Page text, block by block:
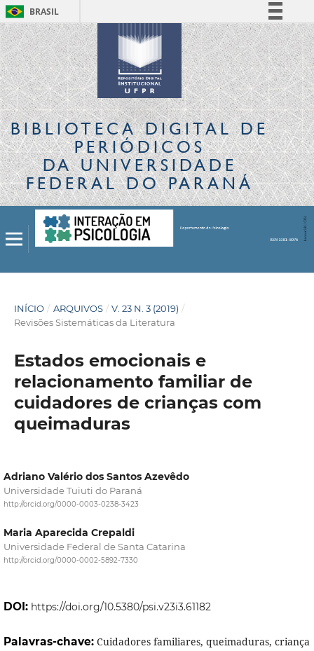
BRASIL
Simplifique!
Comunica BR
Participe
Acesso à informação
Legislação
Canais
BIBLIOTECA DIGITALDE
PERIÓDICOS
DA UNIVERSIDADE
FEDERAL DO PARANÁ
INÍCIO / ARQUIVOS / V. 23 N. 3 (2019) /
Revisões Sistemáticas da Literatura
Estados emocionais e
relacionamento familiar de
cuidadores de crianças com
queimaduras
Adriano Valério dos Santos Azevêdo
Universidade Tuiuti do Paraná
http://orcid.org/0000-0003-0238-3423
Maria Aparecida Crepaldi
Universidade Federal de Santa Catarina
http://orcid.org/0000-0002-5892-7330
DOI: https://doi.org/10.5380/psi.v23i3.61182
Palavras-chave: Cuidadores familiares, queimaduras, criança